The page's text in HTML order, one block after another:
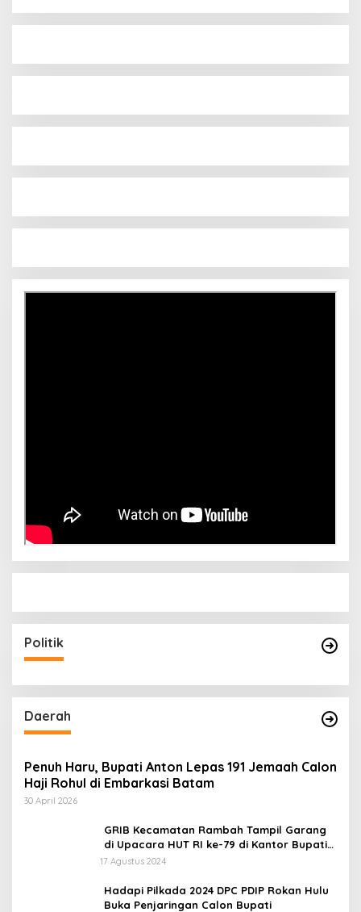
Politik
Daerah
Penuh Haru, Bupati Anton Lepas 191 Jemaah Calon
Haji Rohul di Embarkasi Batam
30 April 2026
GRIB Kecamatan Rambah Tampil Garang
di Upacara HUT RI ke-79 di Kantor Bupati
Rokan Hulu!
17 Agustus 2024
Hadapi Pilkada 2024 DPC PDIP Rokan Hulu
Buka Penjaringan Calon Bupati